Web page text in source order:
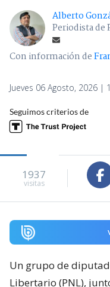
Alberto
Periodista de
Con información de
Jueves 06 Agosto, 2026 |
Seguimos criterios de
1937
visitas
Un grupo de
Libertario (PNL),